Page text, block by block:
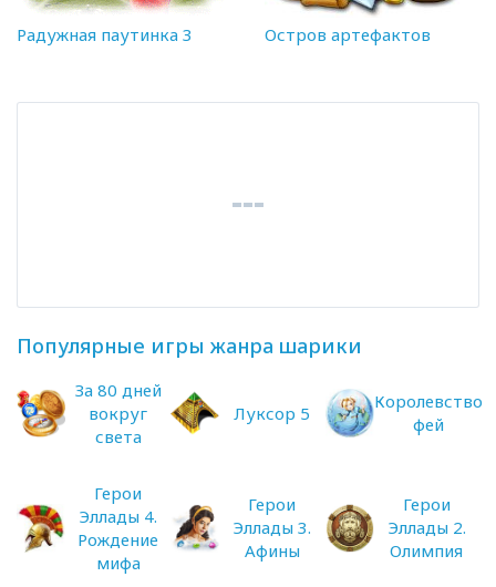
Радужная паутинка 3 Остров артефактов
Популярные игры жанра шарики
За 80 дней
вокруг
света
Луксор 5
Королевство
фей
Герои
Эллады 4.
Рождение
мифа
Герои
Эллады 3.
Афины
Герои
Эллады 2.
Олимпия